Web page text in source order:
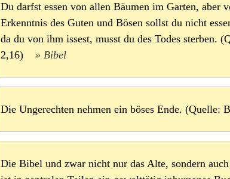
Du darfst essen von allen Bäumen im Garten, aber
Erkenntnis des Guten und Bösen sollst du nicht
da du von ihm issest, musst du des Todes sterben.
2,16)
Bibel
Die Ungerechten nehmen ein böses Ende.
Die Bibel und zwar nicht nur das Alte, sondern auch